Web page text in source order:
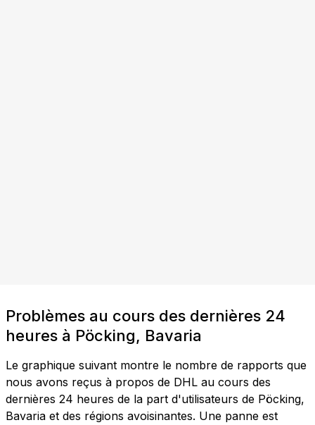
Problèmes au cours des dernières 24
heures à Pöcking, Bavaria
Le graphique suivant montre le nombre de rapports que
nous avons reçus à propos de DHL au cours des
dernières 24 heures de la part d'utilisateurs de Pöcking,
Bavaria et des régions avoisinantes. Une panne est